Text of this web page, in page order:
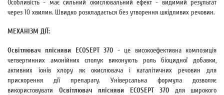
Особливість - має сильний окислювальний ефект - видимий результат
через 10 хвилин. Швидко розкладається без утворення шкідливих речовин.
МЕХАНІЗМ ДІЇ:
Освітлювач плісняви ECOSEPT 370 - це високоефективна композиція
четвертинних амонійних сполук виконують роль біоцидної добавки,
активних іонів хлору як окислювача і каталітичних речовин для
прискорення дії препарату. Універсальна формула дозволяє
використовувати Освітлювач плісняви ECOSEPT 370 для широкого